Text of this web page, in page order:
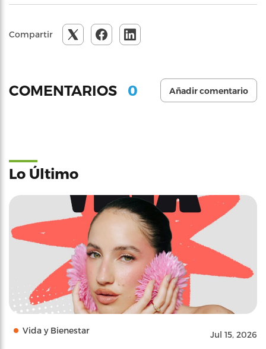
Compartir
COMENTARIOS 0 Añadir comentario
Lo Último
Vida y Bienestar Jul 15, 2026